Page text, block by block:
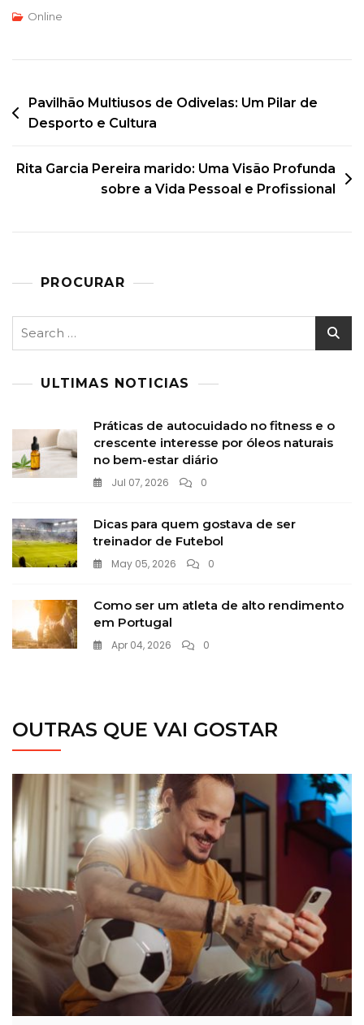
Online
Post
navigation
Pavilhão Multiusos de Odivelas: Um Pilar de
Desporto e Cultura
Rita Garcia Pereira marido: Uma Visão Profunda
sobre a Vida Pessoal e Profissional
PROCURAR
ULTIMAS NOTICIAS
Práticas de autocuidado no fitness e o
crescente interesse por óleos naturais
no bem-estar diário
Jul 07, 2026 0
Dicas para quem gostava de ser
treinador de Futebol
May 05, 2026 0
Como ser um atleta de alto rendimento
em Portugal
Apr 04, 2026 0
OUTRAS QUE VAI GOSTAR